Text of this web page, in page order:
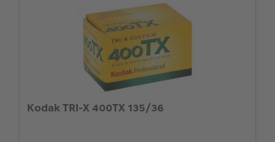
Kodak TRI-X 400TX 135/36